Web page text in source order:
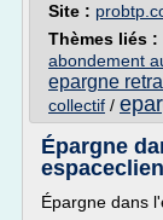
Site :
Thèmes liés :
abondement
epargne
collectif /
Épargne
Épargne dans